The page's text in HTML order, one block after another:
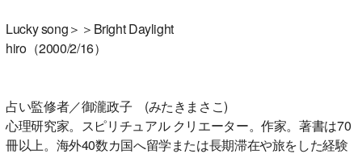
Lucky song＞＞Bright Daylight
hiro（2000/2/16）
占い監修者／御瀧政子 (みたきまさこ)
心理研究家。スピリチュアル クリエーター。作家。著書は70
冊以上。海外40数カ国へ留学または長期滞在や旅をした経験